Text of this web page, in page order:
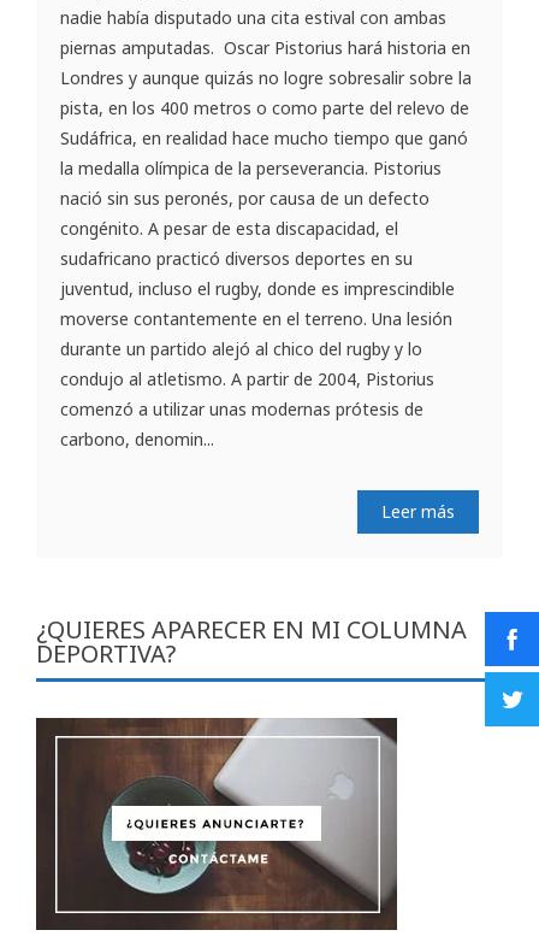
nadie había disputado una cita estival con ambas
piernas amputadas. Oscar Pistorius hará historia en
Londres y aunque quizás no logre sobresalir sobre la
pista, en los 400 metros o como parte del relevo de
Sudáfrica, en realidad hace mucho tiempo que ganó
la medalla olímpica de la perseverancia. Pistorius
nació sin sus peronés, por causa de un defecto
congénito. A pesar de esta discapacidad, el
sudafricano practicó diversos deportes en su
juventud, incluso el rugby, donde es imprescindible
moverse contantemente en el terreno. Una lesión
durante un partido alejó al chico del rugby y lo
condujo al atletismo. A partir de 2004, Pistorius
comenzó a utilizar unas modernas prótesis de
carbono, denomin...
Leer más
¿QUIERES APARECER EN MI COLUMNA
DEPORTIVA?